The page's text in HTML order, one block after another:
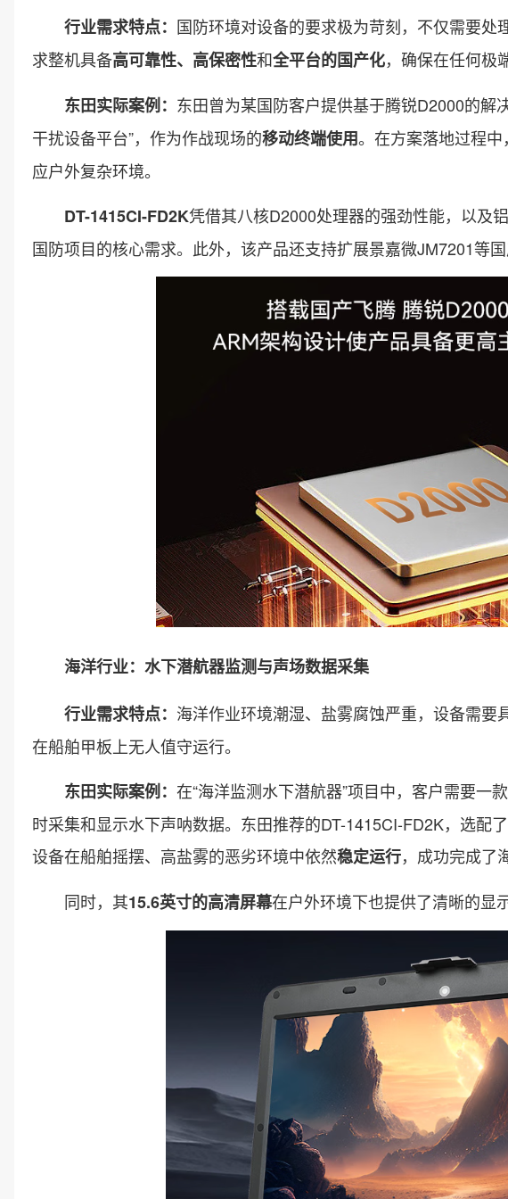
行业需求特点： 国防环境对设备的要求极为苛刻，不仅需要
求整机具备高可靠性、高保密性和全平台的国产化，确保在任何极
东田实际案例： 东田曾为某国防客户提供基于腾锐D2000的解
干扰设备平台”，作为作战现场的移动终端使用。在方案落地过程
应户外复杂环境。
DT-1415CI-FD2K凭借其八核D2000处理器的强劲性能，以及
国防项目的核心需求。此外，该产品还支持扩展景嘉微JM7201等
海洋行业：水下潜航器监测与声场数据采集
行业需求特点： 海洋作业环境潮湿、盐雾腐蚀严重，设备需要
在船舶甲板上无人值守运行。
东田实际案例： 在“海洋监测水下潜航器”项目中，客户需要一
时采集和显示水下声呐数据。东田推荐的DT-1415CI-FD2K，选配
设备在船舶摇摆、高盐雾的恶劣环境中依然稳定运行，成功完成了
同时，其15.6英寸的高清屏幕在户外环境下也提供了清晰的显